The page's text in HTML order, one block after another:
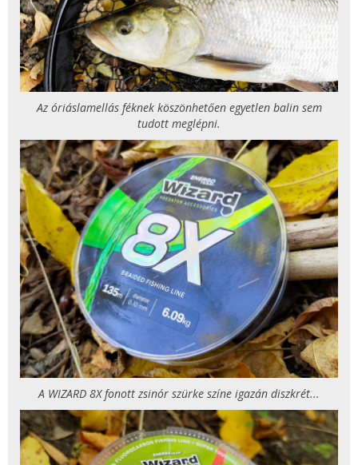
Az óriáslamellás féknek köszönhetően egyetlen balin sem
tudott meglépni.
A WIZARD 8X fonott zsinór szürke színe igazán diszkrét...